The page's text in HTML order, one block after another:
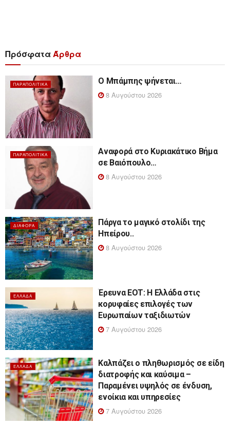
ΠρόσφαταΆρθρα
ΠΑΡΑΠΟΛΙΤΙΚΆ
Ο Μπάμπης ψήνεται…
8 Αυγούστου 2026
ΠΑΡΑΠΟΛΙΤΙΚΆ
Αναφορά στο Κυριακάτικο Βήμα
σε Βαιόπουλο…
8 Αυγούστου 2026
ΔΙΆΦΟΡΑ
Πάργα το μαγικό στολίδι της
Ηπείρου..
8 Αυγούστου 2026
ΕΛΛΆΔΑ
Έρευνα ΕΟΤ: Η Ελλάδα στις
κορυφαίες επιλογές των
Ευρωπαίων ταξιδιωτών
7 Αυγούστου 2026
ΕΛΛΆΔΑ
Καλπάζει ο πληθωρισμός σε είδη
διατροφής και καύσιμα –
Παραμένει υψηλός σε ένδυση,
ενοίκια και υπηρεσίες
7 Αυγούστου 2026